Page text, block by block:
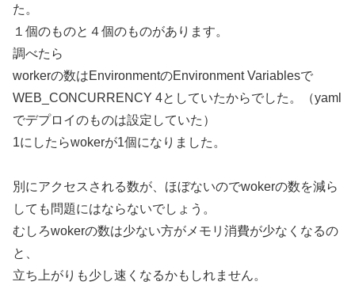
た。
１個のものと４個のものがあります。
調べたら
workerの数はEnvironmentのEnvironment Variablesで
WEB_CONCURRENCY 4としていたからでした。（yaml
でデプロイのものは設定していた）
1にしたらwokerが1個になりました。
別にアクセスされる数が、ほぼないのでwokerの数を減ら
しても問題にはならないでしょう。
むしろwokerの数は少ない方がメモリ消費が少なくなるの
と、
立ち上がりも少し速くなるかもしれません。